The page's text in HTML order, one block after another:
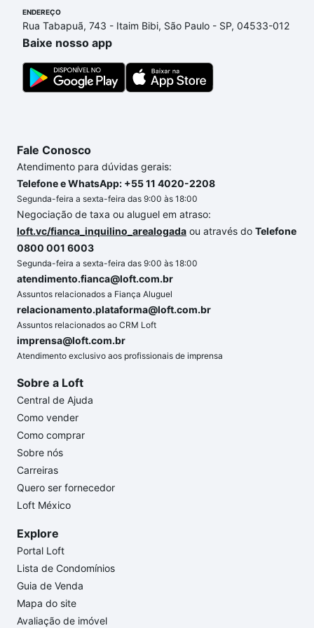
ainda tem alguma dúvida dos custos envolvidos no
processo de compra, veja em nosso portal quanto
custa comprar um apartamento
gente para comprar o imóvel dos seus sonhos com
segurança e conforto. Loft, com você até as
ENDEREÇO
Rua Tabapuã, 743 - Itaim Bibi, São Paulo - SP, 04533-012
Baixe nosso app
Fale Conosco
Atendimento para dúvidas gerais:
Telefone e WhatsApp: +55 11 4020-2208
Segunda-feira a sexta-feira das 9:00 às 18:00
Negociação de taxa ou aluguel em atraso:
loft.vc/fianca_inquilino_arealogada ou através do Telefone
0800 001 6003
Segunda-feira a sexta-feira das 9:00 às 18:00
atendimento.fianca@loft.com.br
Assuntos relacionados a Fiança Aluguel
relacionamento.plataforma@loft.com.br
Assuntos relacionados ao CRM Loft
imprensa@loft.com.br
Atendimento exclusivo aos profissionais de imprensa
Sobre a Loft
Central de Ajuda
Como vender
Como comprar
Sobre nós
Carreiras
Quero ser fornecedor
Loft México
Explore
Portal Loft
Lista de Condomínios
Guia de Venda
Mapa do site
Avaliação de imóvel